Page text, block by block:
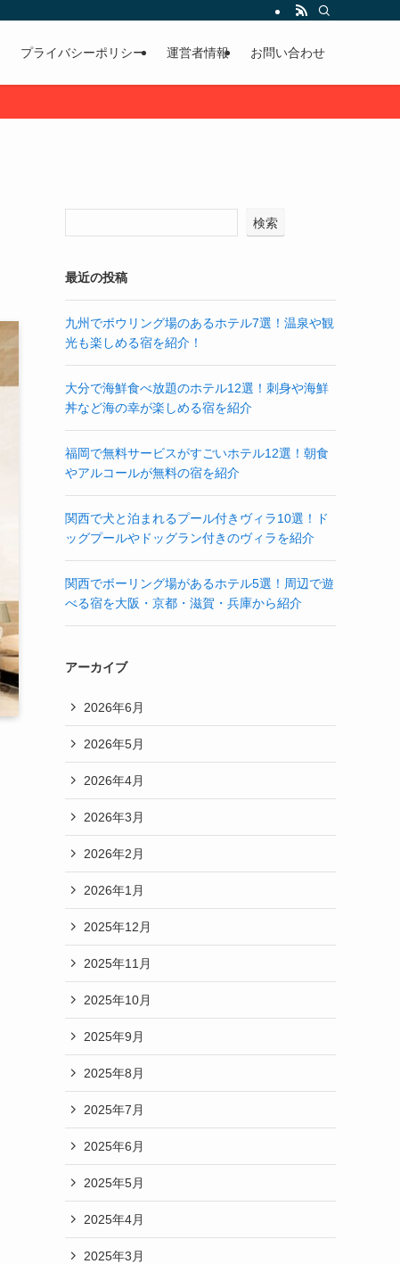
プライバシーポリシー 運営者情報 お問い合わせ
検索
最近の投稿
九州でボウリング場のあるホテル7選！温泉や観
光も楽しめる宿を紹介！
大分で海鮮食べ放題のホテル12選！刺身や海鮮
丼など海の幸が楽しめる宿を紹介
福岡で無料サービスがすごいホテル12選！朝食
やアルコールが無料の宿を紹介
関西で犬と泊まれるプール付きヴィラ10選！ド
ッグプールやドッグラン付きのヴィラを紹介
関西でボーリング場があるホテル5選！周辺で遊
べる宿を大阪・京都・滋賀・兵庫から紹介
アーカイブ
2026年6月
2026年5月
2026年4月
2026年3月
2026年2月
2026年1月
2025年12月
2025年11月
2025年10月
2025年9月
2025年8月
2025年7月
2025年6月
2025年5月
2025年4月
2025年3月